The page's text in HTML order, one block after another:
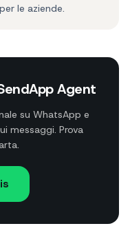
le aziende.
Agent
su WhatsApp e
messaggi. Prova